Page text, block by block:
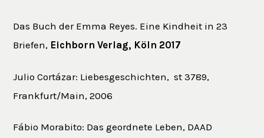
Das Buch der Emma Reyes. Eine Kindheit in 23
Briefen, Eichborn Verlag, Köln 2017
Julio Cortázar: Liebesgeschichten, st 3789,
Frankfurt/Main, 2006
Fábio Morabito: Das geordnete Leben, DAAD